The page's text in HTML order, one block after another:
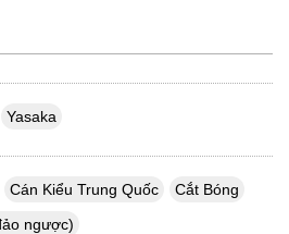
Yasaka
Cán Kiểu Trung Quốc
Cắt Bóng
ngược)